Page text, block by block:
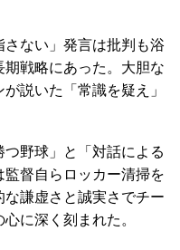
ない」発言は批判も浴
戦略にあった。大胆な
説いた「常識を疑え」
野球」と「対話による
督自らロッカー清掃を
謙虚さと誠実さでチー
に深く刻まれた。